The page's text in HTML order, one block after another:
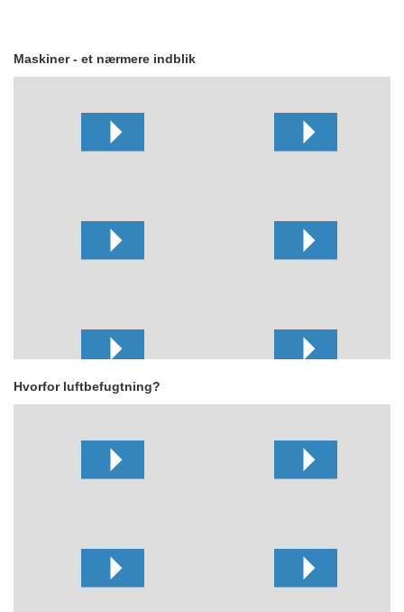
Maskiner - et nærmere indblik
Hvorfor luftbefugtning?